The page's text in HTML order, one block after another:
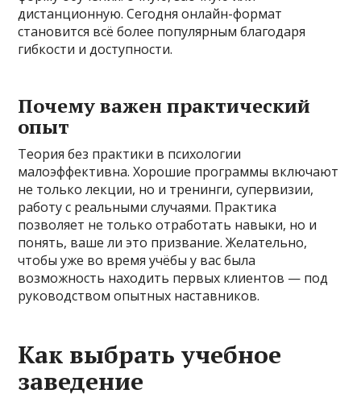
дистанционную. Сегодня онлайн-формат
становится всё более популярным благодаря
гибкости и доступности.
Почему важен практический
опыт
Теория без практики в психологии
малоэффективна. Хорошие программы включают
не только лекции, но и тренинги, супервизии,
работу с реальными случаями. Практика
позволяет не только отработать навыки, но и
понять, ваше ли это призвание. Желательно,
чтобы уже во время учёбы у вас была
возможность находить первых клиентов — под
руководством опытных наставников.
Как выбрать учебное
заведение